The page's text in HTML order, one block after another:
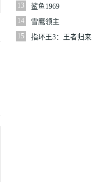
13
鲨鱼1969
14
雪鹰领主
15
指环王3：王者归来